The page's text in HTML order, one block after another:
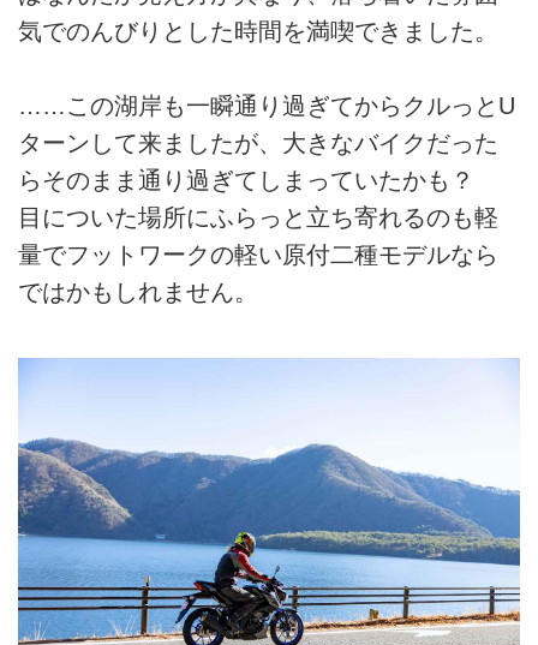
気でのんびりとした時間を満喫できました。
……この湖岸も一瞬通り過ぎてからクルっとU
ターンして来ましたが、大きなバイクだった
らそのまま通り過ぎてしまっていたかも？
目についた場所にふらっと立ち寄れるのも軽
量でフットワークの軽い原付二種モデルなら
ではかもしれません。